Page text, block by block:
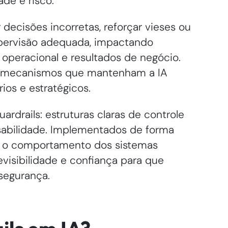
incorretas, reforçar vieses ou
adequada, impactando
e resultados de negócio.
que mantenham a IA
e estratégicos.
estruturas claras de controle
Implementados de forma
comportamento dos sistemas
e confiança para que